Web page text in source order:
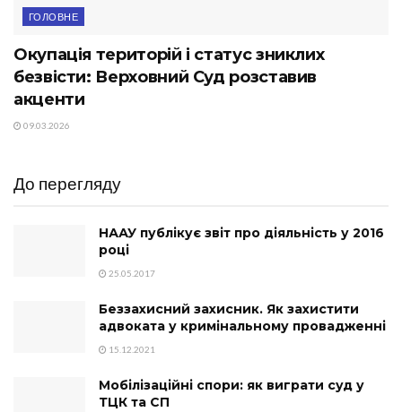
ГОЛОВНЕ
Окупація територій і статус зниклих
безвісти: Верховний Суд розставив
акценти
09.03.2026
До перегляду
НААУ публікує звіт про діяльність у 2016
році
25.05.2017
Беззахисний захисник. Як захистити
адвоката у кримінальному провадженні
15.12.2021
Мобілізаційні спори: як виграти суд у
ТЦК та СП